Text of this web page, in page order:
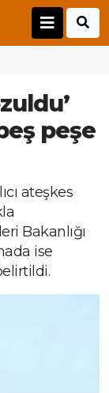
peşe
ateşkes
Bakanlığı
ise